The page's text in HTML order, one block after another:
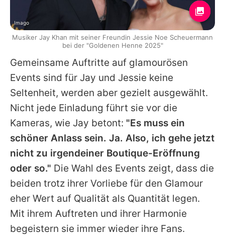
Gemeinsame Auftritte auf glamourösen
Events sind für Jay und Jessie keine
Seltenheit, werden aber gezielt ausgewählt.
Nicht jede Einladung führt sie vor die
Kameras, wie Jay betont: "Es muss ein
schöner Anlass sein. Ja. Also, ich gehe jetzt
nicht zu irgendeiner Boutique-Eröffnung
oder so." Die Wahl des Events zeigt, dass die
beiden trotz ihrer Vorliebe für den Glamour
eher Wert auf Qualität als Quantität legen.
Mit ihrem Auftreten und ihrer Harmonie
begeistern sie immer wieder ihre Fans.
Imago
Musiker Jay Khan mit seiner Freundin Jessie Noe Scheuermann
bei der "Goldenen Henne 2025"